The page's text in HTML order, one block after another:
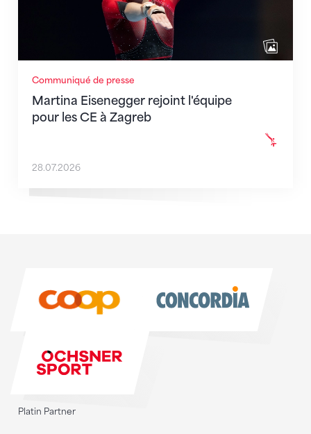
Communiqué de presse
Martina Eisenegger rejoint l'équipe
pour les CE à Zagreb
28.07.2026
Platin Partner